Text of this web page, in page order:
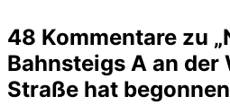
48 Kommentare zu
Bahnsteigs A an der
Straße hat